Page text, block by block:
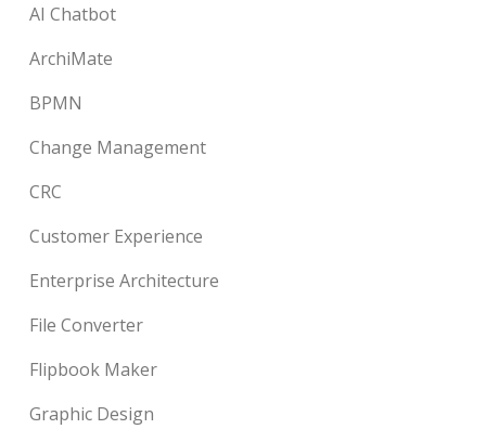
AI Chatbot
ArchiMate
BPMN
Change Management
CRC
Customer Experience
Enterprise Architecture
File Converter
Flipbook Maker
Graphic Design